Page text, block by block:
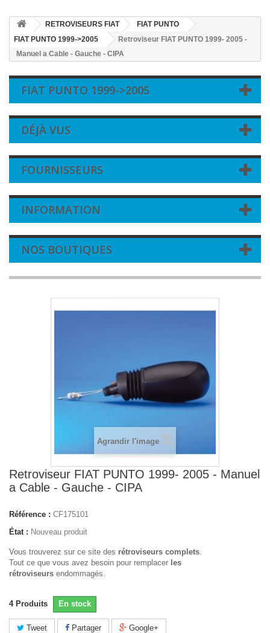
RETROVISEURS FIAT
FIAT PUNTO
FIAT PUNTO 1999->2005
Retroviseur FIAT PUNTO 1999- 2005 -
Manuel a Cable - Gauche - CIPA
FIAT PUNTO 1999->2005
DÉJÀ VUS
FOURNISSEURS
INFORMATION
NOS BOUTIQUES
Agrandir l'image
Retroviseur FIAT PUNTO 1999- 2005 - Manuel
a Cable - Gauche - CIPA
Référence : CF175101
État : Nouveau produit
Vous trouverez sur ce site des rétroviseurs complets.
Tout ce que vous avez besoin pour remplacer les
rétroviseurs endommagés.
4 Produits En stock
Tweet Partager Google+